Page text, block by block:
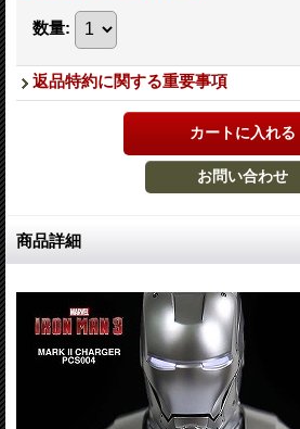
数量:
返品特約に関する重要事項
商品詳細